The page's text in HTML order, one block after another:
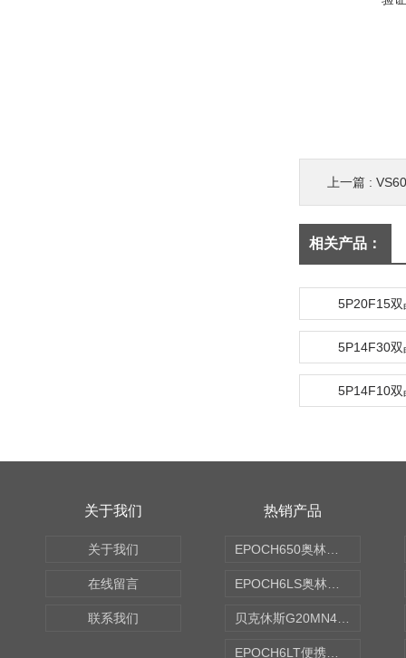
上一篇 :
相关产品：
5P20F15
5P14F30
5P14F10
关于我们
关于我们
在线留言
联系我们
热销产品